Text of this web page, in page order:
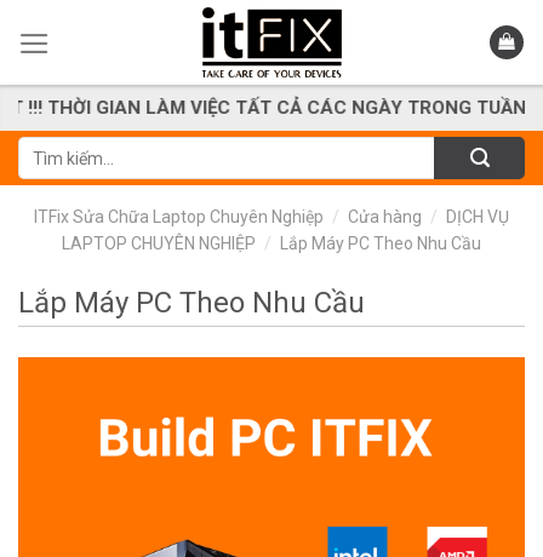
GIAN LÀM VIỆC TẤT CẢ CÁC NGÀY TRONG TUẦN KỂ
Tìm
kiếm:
ITFix Sửa Chữa Laptop Chuyên Nghiệp / Cửa hàng /
DỊCH VỤ
LAPTOP CHUYÊN NGHIỆP / Lắp Máy PC Theo Nhu Cầu
Lắp Máy PC Theo Nhu Cầu